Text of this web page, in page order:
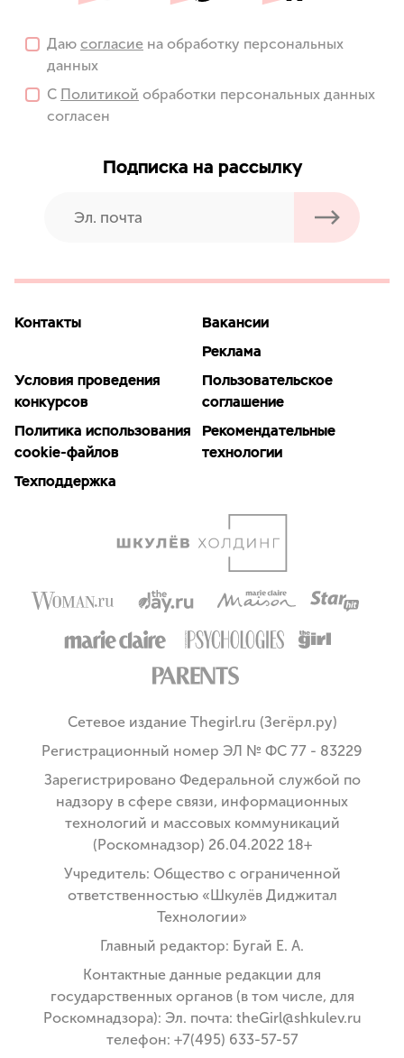
Даю согласие на обработку персональных
данных
С Политикой обработки персональных данных
согласен
Подписка на рассылку
Контакты
Вакансии
Реклама
Условия проведения
конкурсов
Пользовательское
соглашение
Политика использования
cookie-файлов
Рекомендательные
технологии
Техподдержка
Сетевое издание Thegirl.ru (Зегёрл.ру)
Регистрационный номер ЭЛ № ФС 77 - 83229
Зарегистрировано Федеральной службой по
надзору в сфере связи, информационных
технологий и массовых коммуникаций
(Роскомнадзор) 26.04.2022 18+
Учредитель: Общество с ограниченной
ответственностью «Шкулёв Диджитал
Технологии»
Главный редактор: Бугай Е. А.
Контактные данные редакции для
государственных органов (в том числе, для
Роскомнадзора): Эл. почта: theGirl@shkulev.ru
телефон: +7(495) 633-57-57